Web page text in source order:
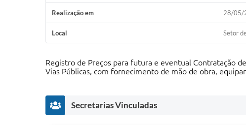
Realização em 28/05/
Local Setor
Registro de Preços para futura e eventual Contratação
Vias Públicas, com fornecimento de mão de obra,
Secretarias Vinculadas